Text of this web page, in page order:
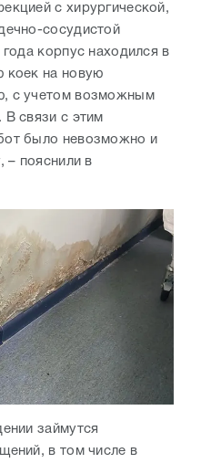
с хирургической,
сосудистой
корпус находился в
коек на новую
с учетом возможным
В связи с этим
было невозможно и
– пояснили в
займутся
в том числе в